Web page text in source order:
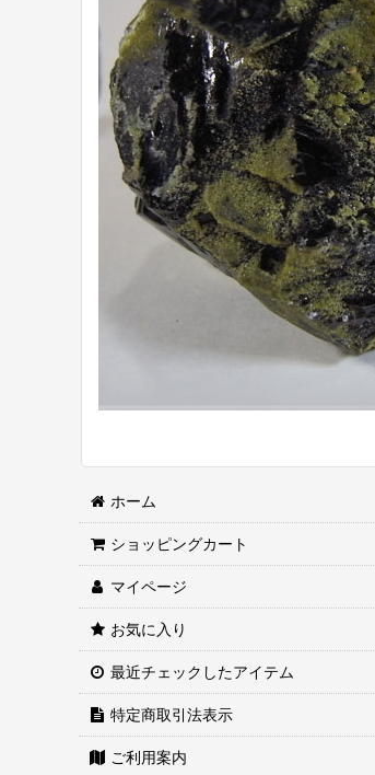
ホーム
ショッピングカート
マイページ
お気に入り
最近チェックしたアイテム
特定商取引法表示
ご利用案内